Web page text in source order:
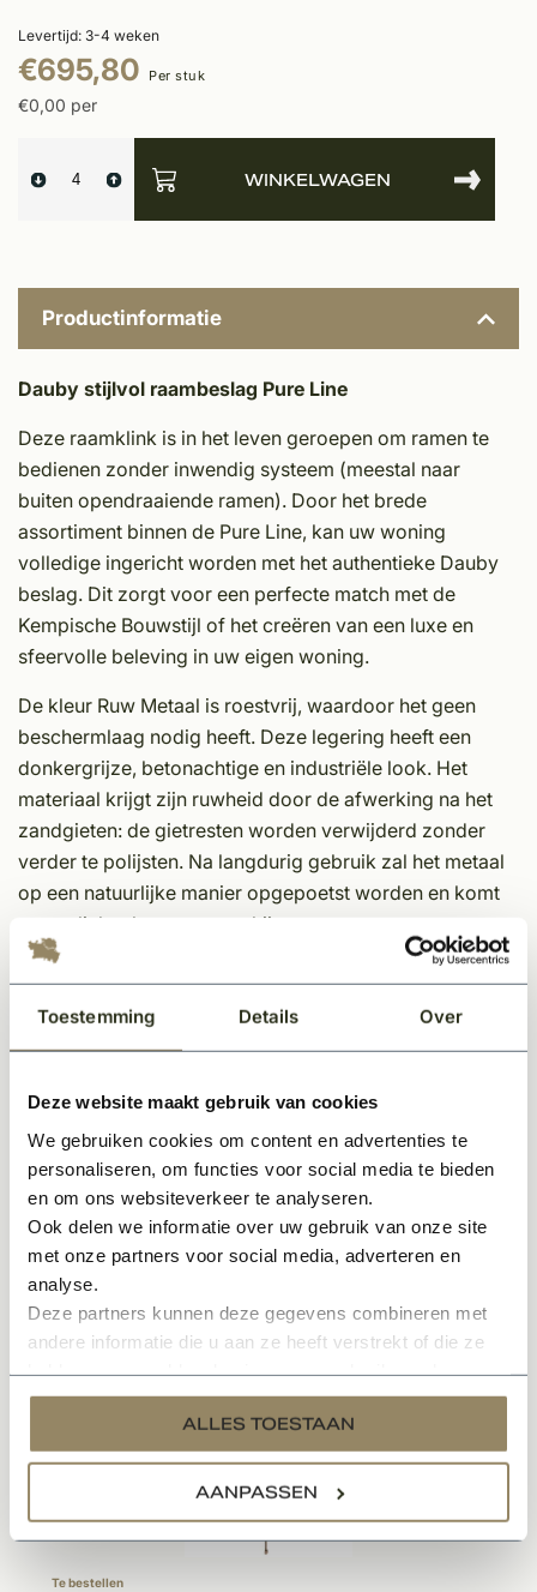
Toestemming Details Over
Deze website maakt gebruik van cookies
We gebruiken cookies om content en advertenties te
personaliseren, om functies voor social media te bieden
en om ons websiteverkeer te analyseren.
Ook delen we informatie over uw gebruik van onze site
met onze partners voor social media, adverteren en
analyse.
Deze partners kunnen deze gegevens combineren met
andere informatie die u aan ze heeft verstrekt of die ze
services.
ALLES TOESTAAN
AANPASSEN
Levertijd: 3-4 weken
€695,80 Per stuk
€0,00 per
WINKELWAGEN
Productinformatie
Dauby stijlvol raambeslag Pure Line
Deze raamklink is in het leven geroepen om ramen te
bedienen zonder inwendig systeem (meestal naar
buiten opendraaiende ramen). Door het brede
assortiment binnen de Pure Line, kan uw woning
volledige ingericht worden met het authentieke Dauby
beslag. Dit zorgt voor een perfecte match met de
Kempische Bouwstijl of het creëren van een luxe en
sfeervolle beleving in uw eigen woning.
De kleur Ruw Metaal is roestvrij, waardoor het geen
beschermlaag nodig heeft. Deze legering heeft een
donkergrijze, betonachtige en industriële look. Het
materiaal krijgt zijn ruwheid door de afwerking na het
zandgieten: de gietresten worden verwijderd zonder
verder te polijsten. Na langdurig gebruik zal het metaal
op een natuurlijke manier opgepoetst worden en komt
er een licht glans tevoorschijn.
Unieke afwerking
Tijdloos
Sfeervol en karakteristieke uitstraling
Onderhoudsvriendelijk materiaal
Specificaties
Gerelateerde producten
Te bestellen